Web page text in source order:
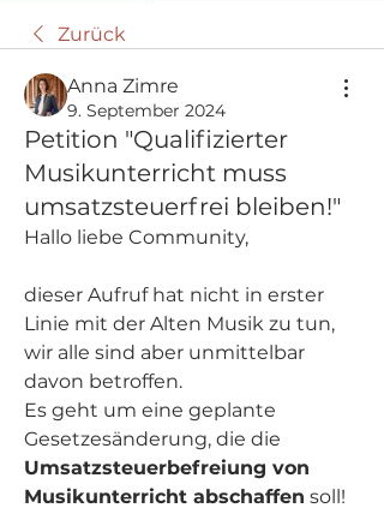
Zurück
Anna Zimre
9. September 2024
Petition "Qualifizierter
Musikunterricht muss
umsatzsteuerfrei bleiben!"
Hallo liebe Community,
dieser Aufruf hat nicht in erster
Linie mit der Alten Musik zu tun,
wir alle sind aber unmittelbar
davon betroffen.
Es geht um eine geplante
Umsatzsteuerbefreiung von
Musikunterricht abschaffen soll!